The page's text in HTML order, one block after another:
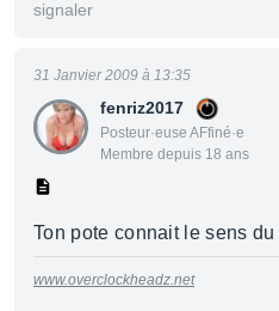
signaler
fenriz2017
Posteur·euse AFfiné·e
Membre depuis 18 ans
31 Janvier 2009 à 13:35
Ton pote connait le sens
www.overclockheadz.net